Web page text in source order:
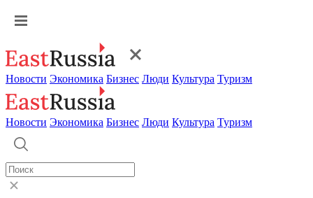
Новости Экономика Бизнес Люди Культура Туризм
Новости Экономика Бизнес Люди Культура Туризм